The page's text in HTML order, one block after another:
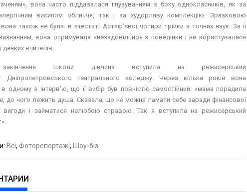
вона часто піддавалася глузуванням з боку однокласників, як за
висипом обличчя, так і за худорляву комплекцію. Зразковою
також не була: в атестаті Астаф’євої чотири трійки з точних наук. За її
вона отримувала «незадовільно» з поведінки і не користувалася
вчителів.
школи дівчина вступила на режисерський
Дніпропетровського театрального коледжу. Через кілька років вона
в одному з інтерв’ю, що її вибір був повністю самостійний: «мама порадила
до чого лежить душа. Сказала, що не можна ламати себе заради фінансової
вигоди і займатися нелюбою справою. Так я вступила на режисерський
Всі, Фоторепортажі, Шоу-біз